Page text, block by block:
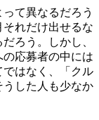
て異なるだろう
れだけ出せるな
ろう。しかし、
応募者の中には
はなく、「クル
した人も少なか